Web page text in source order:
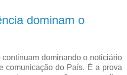
dominam o
dominando o noticiário
comunicação do País. É a prova